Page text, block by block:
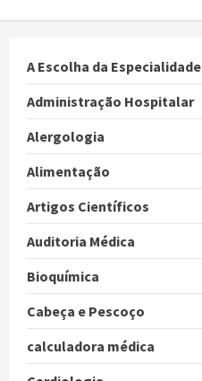
A Escolha da Especialidade
Administração Hospitalar
Alergologia
Alimentação
Artigos Científicos
Auditoria Médica
Bioquímica
Cabeça e Pescoço
calculadora médica